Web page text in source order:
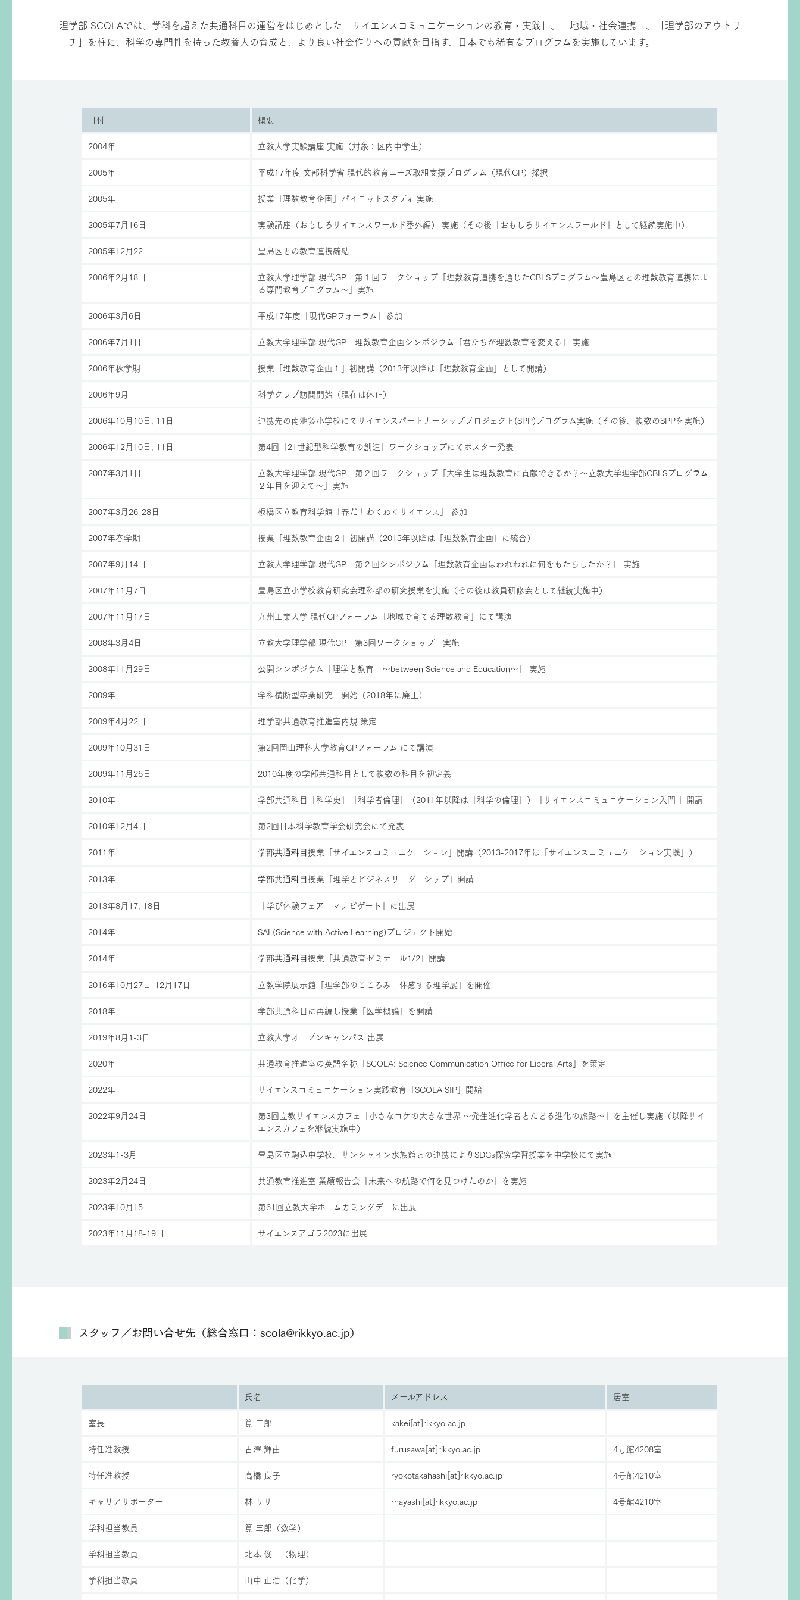
理学部 SCOLAでは、学科を超えた共通科目の運営をはじめとした「サイエンスコミュニケーションの教育・実践」、「地域・社会連携」、「理学部のアウトリ
ーチ」を柱に、科学の専門性を持った教養人の育成と、より良い社会作りへの貢献を目指す、日本でも稀有なプログラムを実施しています。
日付
概要
2004年
立教大学実験講座 実施（対象：区内中学生）
2005年
平成17年度 文部科学省 現代的教育ニーズ取組支援プログラム（現代GP）採択
2005年
授業「理数教育企画」パイロットスタディ 実施
2005年7月16日
実験講座（おもしろサイエンスワールド番外編） 実施（その後「おもしろサイエンスワールド」として継続実施中）
2005年12月22日
豊島区との教育連携締結
2006年2月18日
立教大学理学部 現代GP 第１回ワークショップ「理数教育連携を通じたCBLSプログラム〜豊島区との理数教育連携によ
る専門教育プログラム〜」実施
2006年3月6日
平成17年度「現代GPフォーラム」参加
2006年7月1日
立教大学理学部 現代GP 理数教育企画シンポジウム「君たちが理数教育を変える」 実施
2006年秋学期
授業「理数教育企画１」初開講（2013年以降は「理数教育企画」として開講）
2006年9月
科学クラブ訪問開始（現在は休止）
2006年10月10日, 11日
連携先の南池袋小学校にてサイエンスパートナーシッププロジェクト(SPP)プログラム実施（その後、複数のSPPを実施）
2006年12月10日, 11日
第4回「21世紀型科学教育の創造」ワークショップにてポスター発表
2007年3月1日
立教大学理学部 現代GP 第２回ワークショップ「大学生は理数教育に貢献できるか？〜立教大学理学部CBLSプログラム
２年目を迎えて〜」実施
2007年3月26-28日
板橋区立教育科学館「春だ！わくわくサイエンス」 参加
2007年春学期
授業「理数教育企画２」初開講（2013年以降は「理数教育企画」に統合）
2007年9月14日
立教大学理学部 現代GP 第２回シンポジウム「理数教育企画はわれわれに何をもたらしたか？」 実施
2007年11月7日
豊島区立小学校教育研究会理科部の研究授業を実施（その後は教員研修会として継続実施中）
2007年11月17日
九州工業大学 現代GPフォーラム「地域で育てる理数教育」にて講演
2008年3月4日
立教大学理学部 現代GP 第3回ワークショップ 実施
2008年11月29日
公開シンポジウム「理学と教育 〜between Science and Education〜」 実施
2009年
学科横断型卒業研究 開始（2018年に廃止）
2009年4月22日
理学部共通教育推進室内規 策定
2009年10月31日
第2回岡山理科大学教育GPフォーラム にて講演
2009年11月26日
2010年度の学部共通科目として複数の科目を初定義
2010年
学部共通科目「科学史」「科学者倫理」（2011年以降は「科学の倫理」）「サイエンスコミュニケーション入門 」開講
2010年12月4日
第2回日本科学教育学会研究会にて発表
2011年
学部共通科目授業「サイエンスコミュニケーション」開講（2013-2017年は「サイエンスコミュニケーション実践」）
2013年 学部共通科目授業「理学とビジネスリーダーシップ」開講
2013年8月17, 18日
「学び体験フェア マナビゲート」に出展
2014年
SAL(Science with Active Learning)プロジェクト開始
2014年
学部共通科目授業「共通教育ゼミナール1/2」開講
2016年10月27日-12月17日
立教学院展示館「理学部のこころみ—体感する理学展」を開催
2018年
学部共通科目に再編し授業「医学概論」を開講
2019年8月1-3日
立教大学オープンキャンパス 出展
2020年
共通教育推進室の英語名称「SCOLA: Science Communication Office for Liberal Arts」を策定
2022年
サイエンスコミュニケーション実践教育「SCOLA SIP」開始
2022年9月24日
第3回立教サイエンスカフェ「小さなコケの大きな世界 〜発生進化学者とたどる進化の旅路〜」を主催し実施（以降サイ
エンスカフェを継続実施中）
2023年1-3月
豊島区立駒込中学校、サンシャイン水族館との連携によりSDGs探究学習授業を中学校にて実施
2023年2月24日
共通教育推進室 業績報告会「未来への航路で何を見つけたのか」を実施
2023年10月15日
第61回立教大学ホームカミングデーに出展
2023年11月18-19日
サイエンスアゴラ2023に出展
スタッフ／お問い合せ先（総合窓口：scola@rikkyo.ac.jp）
氏名 メールアドレス
居室
室長
筧 三郎
kakei[at]rikkyo.ac.jp
特任准教授
古澤 輝由 furusawa[at]rikkyo.ac.jp
4号館4208室
特任准教授
高橋 良子 ryokotakahashi[at]rikkyo.ac.jp
4号館4210室
キャリアサポーター
林 リサ rhayashi[at]rikkyo.ac.jp
4号館4210室
学科担当教員
筧 三郎（数学）
学科担当教員
北本 俊二（物理）
学科担当教員
山中 正浩（化学）